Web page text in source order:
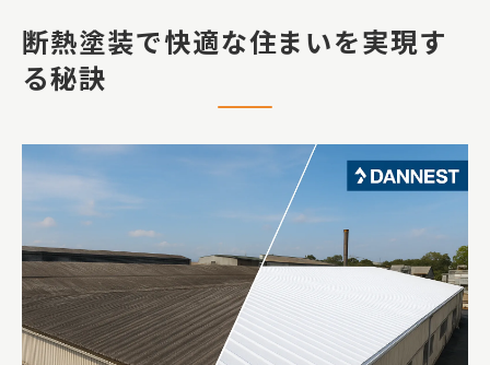
識
屋根塗装や雨漏り修理の重要性を解説
断熱塗装の費用相場と見積り成功のコツ
東京都の大規模修繕工事に役立つ費用相場ガ
建物別に見る大規模修繕費用目安まとめ
費用相場から読み解く外壁塗装・屋根塗
装の選び方
防水工事やベランダ防水の費用比較術
断熱塗装で快適な住まいを実現す
る秘訣